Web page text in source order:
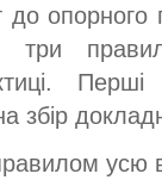
до
три
збір
усю